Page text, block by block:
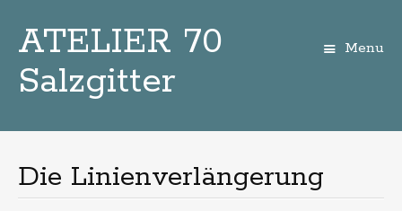
ATELIER 70
Salzgitter
Menu
Die Linienverlängerung